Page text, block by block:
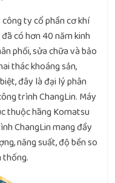
ty cổ phần cơ khí
có hơn 40 năm kinh
phối, sửa chữa và bảo
thác khoáng sản,
đây là đại lý phân
trình ChangLin. Máy
thuộc hãng Komatsu
ChangLin mang đầy
năng suất, độ bền so